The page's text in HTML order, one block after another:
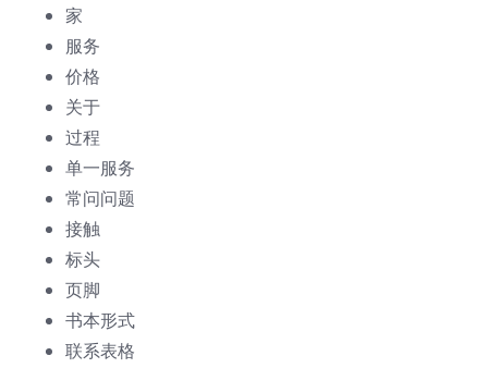
家
服务
价格
关于
过程
单一服务
常问问题
接触
标头
页脚
书本形式
联系表格